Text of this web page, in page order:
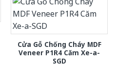
Cửa Gỗ Chống Cháy MDF
Veneer P1R4 Căm Xe-a-
SGD